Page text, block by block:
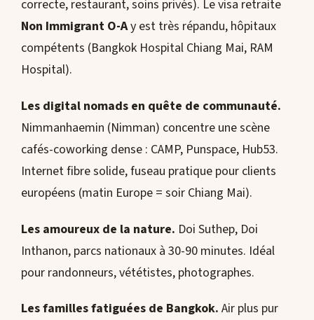
correcte, restaurant, soins privés). Le visa retraite
Non Immigrant O-Ay est très répandu, hôpitaux
compétents (Bangkok Hospital Chiang Mai, RAM
Hospital).
Les digital nomads en quête de communauté.
Nimmanhaemin (Nimman) concentre une scène
cafés-coworking dense : CAMP, Punspace, Hub53.
Internet fibre solide, fuseau pratique pour clients
européens (matin Europe = soir Chiang Mai).
Les amoureux de la nature. Doi Suthep, Doi
Inthanon, parcs nationaux à 30-90 minutes. Idéal
pour randonneurs, vététistes, photographes.
Les familles fatiguées de Bangkok. Air plus pur